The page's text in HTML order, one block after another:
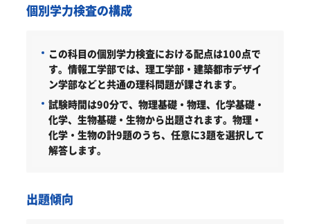
個別学力検査の構成
この科目の個別学力検査における配点は100点で
す。情報工学部では、理工学部・建築都市デザイ
ン学部などと共通の理科問題が課されます。
試験時間は90分で、物理基礎・物理、化学基礎・
化学、生物基礎・生物から出題されます。物理・
化学・生物の計9題のうち、任意に3題を選択して
解答します。
出題傾向